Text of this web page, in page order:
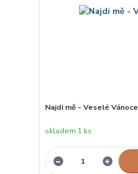
Najdi mě - Veselé Vánoce
skladem 1 ks